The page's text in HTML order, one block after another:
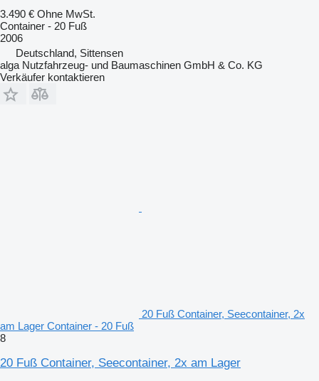
3.490 € Ohne MwSt.
Container - 20 Fuß
2006
Deutschland, Sittensen
alga Nutzfahrzeug- und Baumaschinen GmbH & Co. KG
Verkäufer kontaktieren
20 Fuß Container, Seecontainer, 2x
am Lager Container - 20 Fuß
8
20 Fuß Container, Seecontainer, 2x am Lager